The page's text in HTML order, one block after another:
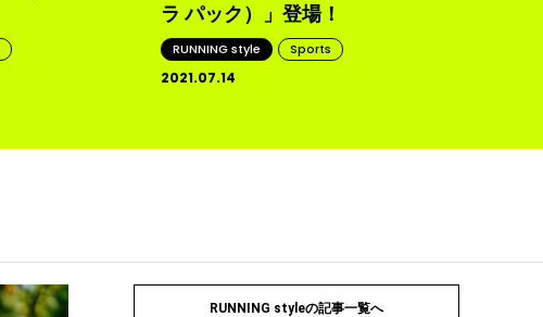
ラ パック）」登場！
RUNNING style Sports
2021.07.14
RUNNING styleの記事一覧へ